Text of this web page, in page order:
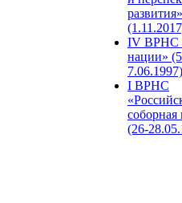
развития»
IV ВРНС
нации»
7.06.1997)
I ВРНС
(26-